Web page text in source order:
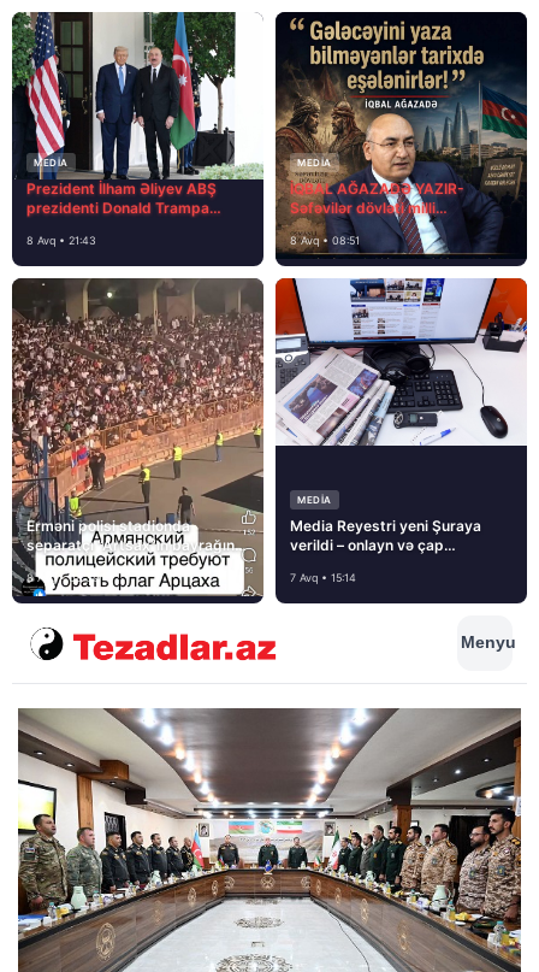
MEDİA
Prezident İlham Əliyev ABŞ
prezidenti Donald Trampa
8 Avq • 21:43
MEDİA
İQBAL AĞAZADƏ YAZIR-
Səfəvilər dövləti milli
dövlətdirmi?
8 Avq • 08:51
Erməni polisi stadionda
separatçı “Artsax”ın bayrağını
müsadirə etdi və…
8 Avq • 08:39
MEDİA
Media Reyestri yeni Şuraya
verildi – onlayn və çap
7 Avq • 15:14
Menyu